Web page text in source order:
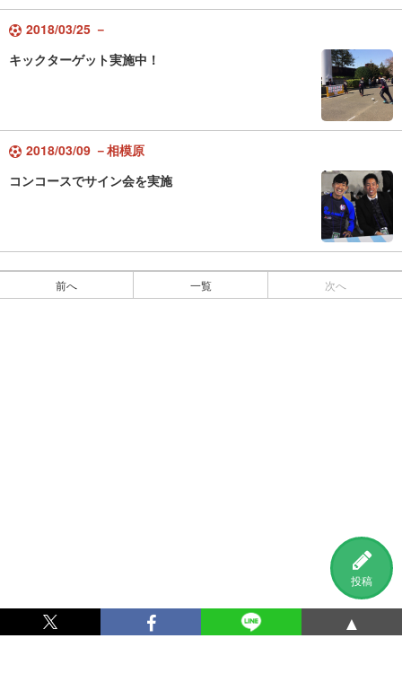
投稿
2018/03/25 －
キックターゲット実施中！
2018/03/09 －相模原
コンコースでサイン会を実施
前へ 一覧 次へ
▲